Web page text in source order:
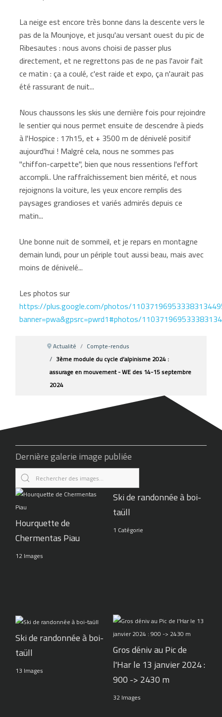
La neige est encore très bonne dans la descente vers le
pas de la Mounjoye, et jusqu'au versant ouest du pic de
Ribesautes : nous avons choisi de passer plus
directement, et ne regrettons pas de ne pas l'avoir fait
ce matin : ça a coulé, c'est raide et expo, ça n'aurait pas
été rassurant de nuit...
Nous chaussons les skis une dernière fois pour rejoindre
le sentier qui nous permet ensuite de descendre à pieds
à l'Hospice : 17h15, et + 3500 m de dénivelé positif
aujourd'hui ! Malgré cela, nous ne sommes pas
"chiffon-carpette", bien que nous ressentions l'effort
accompli.. Une raffraîchissement bien mérité, et nous
rejoignons la voiture, les yeux encore remplis des
paysages grandioses et variés admirés depuis ce
matin...
Une bonne nuit de sommeil, et je repars en montagne
demain lundi, pour un périple tout aussi beau, mais avec
moins de dénivelé...
Les photos sur
https://plus.google.com/photos/
banner=pwa&gpsrc=pwrd1#photos/
Actualité
Compte-rendus
3ème module du cycle d’alpinisme 2024 :
assurage en mouvement - WE des 14-15 septembre
2024
Dernière galerie image publiée
Hourquette de
Chermentas Piau
12 Images
Ski de randonnée à boi-
taüll
1 Catégorie
Ski de randonnée à boi-
taüll
13 Images
Gros déniv au Pic de
l'Har le 13 janvier 2024 :
900 -> 2430 m
32 Images